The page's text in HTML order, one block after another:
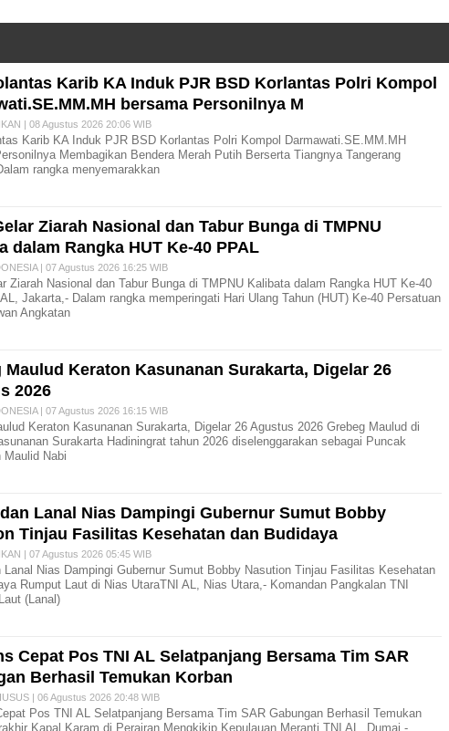
Karib KA Induk PJR BSD Korlantas Polri Kompol
bersama Personilnya M
| 08 Agustus 2026 20:06 WIB
Karib KA Induk PJR BSD Korlantas Polri Kompol Darmawati.SE.MM.MH
Membagikan Bendera Merah Putih Berserta Tiangnya Tangerang
rangka menyemarakkan
Ziarah Nasional dan Tabur Bunga di TMPNU
dalam Rangka HUT Ke-40 PPAL
| 07 Agustus 2026 16:25 WIB
Ziarah Nasional dan Tabur Bunga di TMPNU Kalibata dalam Rangka HUT Ke-40
Jakarta,- Dalam rangka memperingati Hari Ulang Tahun (HUT) Ke-40 Persatuan
Angkatan
Maulud Keraton Kasunanan Surakarta, Digelar 26
2026
| 07 Agustus 2026 16:15 WIB
Keraton Kasunanan Surakarta, Digelar 26 Agustus 2026 Grebeg Maulud di
Surakarta Hadiningrat tahun 2026 diselenggarakan sebagai Puncak
Maulid Nabi
Lanal Nias Dampingi Gubernur Sumut Bobby
Tinjau Fasilitas Kesehatan dan Budidaya
| 07 Agustus 2026 05:45 WIB
Lanal Nias Dampingi Gubernur Sumut Bobby Nasution Tinjau Fasilitas Kesehatan
Rumput Laut di Nias Utara ​TNI AL, Nias Utara,- Komandan Pangkalan TNI
(Lanal)
Cepat Pos TNI AL Selatpanjang Bersama Tim SAR
Berhasil Temukan Korban
| 06 Agustus 2026 20:48 WIB
Pos TNI AL Selatpanjang Bersama Tim SAR Gabungan Berhasil Temukan
Kapal Karam di Perairan Mengkikip Kepulauan Meranti TNI AL, Dumai,-